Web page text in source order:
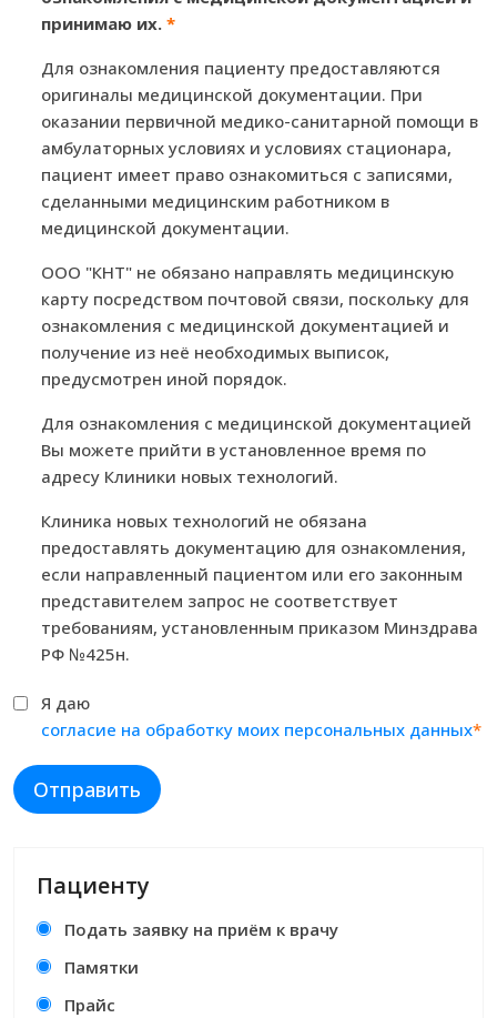
принимаю их. *
Для ознакомления пациенту предоставляются
оригиналы медицинской документации. При
оказании первичной медико-санитарной помощи в
амбулаторных условиях и условиях стационара,
пациент имеет право ознакомиться с записями,
сделанными медицинским работником в
медицинской документации.
ООО "КНТ" не обязано направлять медицинскую
карту посредством почтовой связи, поскольку для
ознакомления с медицинской документацией и
получение из неё необходимых выписок,
предусмотрен иной порядок.
Для ознакомления с медицинской документацией
Вы можете прийти в установленное время по
адресу Клиники новых технологий.
Клиника новых технологий не обязана
предоставлять документацию для ознакомления,
если направленный пациентом или его законным
представителем запрос не соответствует
требованиям, установленным приказом Минздрава
РФ №425н.
Я даю
согласие на обработку моих персональных данных*
Отправить
Пациенту
Подать заявку на приём к врачу
Памятки
Прайс